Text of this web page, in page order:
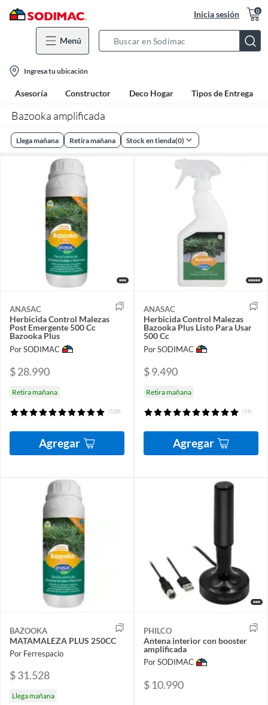
Inicia sesión 0
Menú
Bar
location-
icon
Ingresa tu ubicación
Asesoría Constructor Deco Hogar Tipos de Entrega
Bazooka amplificada
Llega mañana Retira mañana Stock en tienda(0)
ANASAC
Herbicida Control Malezas
Post Emergente 500 Cc
Bazooka Plus
Por SODIMAC
$ 28.990
Retira mañana
(128)
Agregar
ANASAC
Herbicida Control Malezas
Bazooka Plus Listo Para Usar
500 Cc
Por SODIMAC
$ 9.490
Retira mañana
(14)
Agregar
BAZOOKA
MATAMALEZA PLUS 250CC
Por Ferrespacio
$ 31.528
Llega mañana
PHILCO
Antena interior con booster
amplificada
Por SODIMAC
$ 10.990